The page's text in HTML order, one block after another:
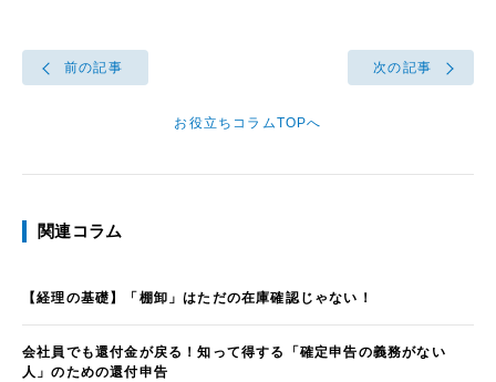
前の記事
お役立ちコラムTOPへ
次の記事
関連コラム
【経理の基礎】「棚卸」はただの在庫確認じゃない！
会社員でも還付金が戻る！知って得する「確定申告の義務がない
人」のための還付申告